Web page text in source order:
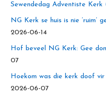
Sewendedag Adventiste Kerk
NG Kerk se huis is nie ‘ruim’
2026-06-14
Hof beveel NG Kerk: Gee
07
Hoekom was die kerk doof
2026-06-07